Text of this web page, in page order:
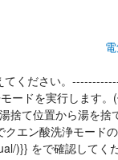
てください。
ードを実行します
て位置から湯を
エン酸洗浄モード
)}} をで確認して